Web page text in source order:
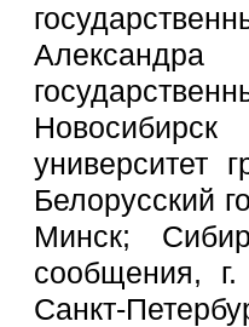
Новосибирск
университет
Белорусский
Минск;
сообщения,
Санкт-